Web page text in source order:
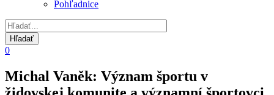
Pohľadnice
0
Michal Vaněk: Význam športu v